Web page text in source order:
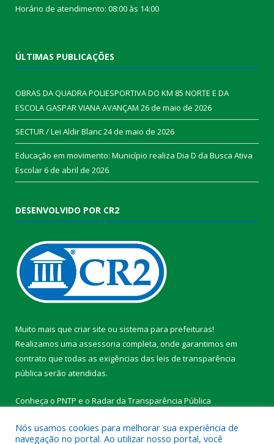
Horário de atendimento: 08:00 às 14:00
ÚLTIMAS PUBLICAÇÕES
OBRAS DA QUADRA POLIESPORTIVA DO KM 85 NORTE E DA
ESCOLA GASPAR VIANA AVANÇAM 26 de maio de 2026
SECTUR / Lei Aldir Blanc24 de maio de 2026
Educação em movimento: Município realiza Dia D da Busca Ativa
Escolar6 de abril de 2026
DESENVOLVIDO POR CR2
Muito mais que criar site ou sistema para prefeituras!
Realizamos uma assessoria completa, onde garantimos em
contrato que todas as exigências das leis de transparência
pública serão atendidas.
Conheça o PNTP e o Radar da Transparência Pública
Nós usamos cookies para melhorar sua experiência de
navegação no portal. Ao utilizar nosso portal, você